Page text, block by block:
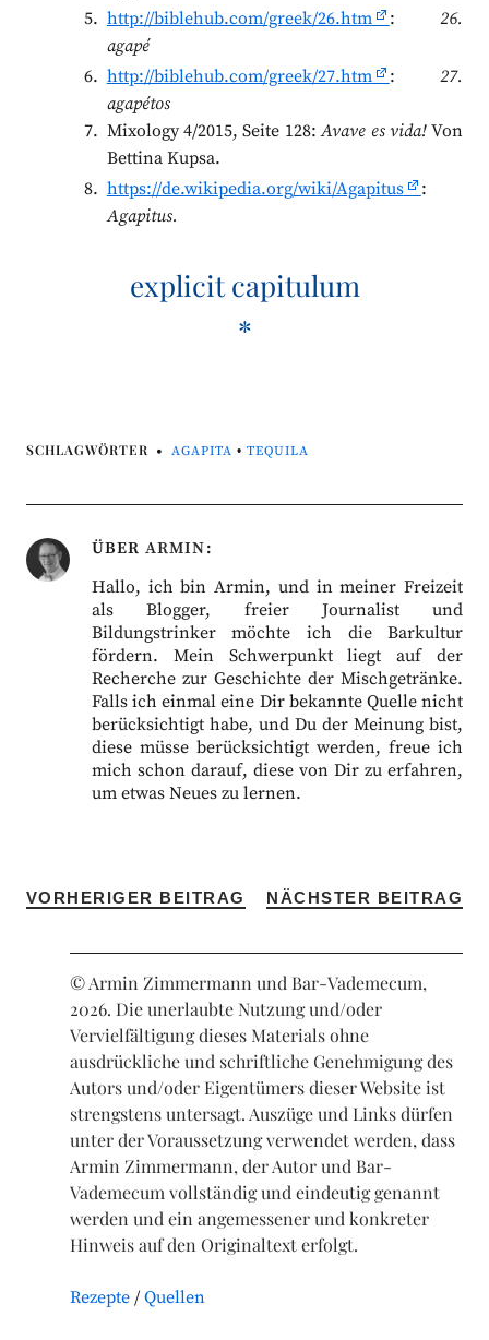
http://biblehub.com/greek/26.htm
:26.
agapé
http://biblehub.com/greek/27.htm
:27.
agapétos
Mixology 4/2015, Seite 128:Avave es vida!Von
Bettina Kupsa.
https://de.wikipedia.org/wiki/Agapitus
:
Agapitus.
explicit capitulum
*
SCHLAGWÖRTER AGAPITA • TEQUILA
ÜBER ARMIN
Hallo, ich bin Armin, und in meiner Freizeit
als Blogger, freier Journalist und
Bildungstrinker möchte ich die Barkultur
fördern. Mein Schwerpunkt liegt auf der
Recherche zur Geschichte der Mischgetränke.
Falls ich einmal eine Dir bekannte Quelle nicht
berücksichtigt habe, und Du der Meinung bist,
diese müsse berücksichtigt werden, freue ich
mich schon darauf, diese von Dir zu erfahren,
um etwas Neues zu lernen.
VORHERIGER BEITRAG NÄCHSTER BEITRAG
© Armin Zimmermann und Bar-Vademecum,
2026. Die unerlaubte Nutzung und/oder
Vervielfältigung dieses Materials ohne
ausdrückliche und schriftliche Genehmigung des
Autors und/oder Eigentümers dieser Website ist
strengstens untersagt. Auszüge und Links dürfen
unter der Voraussetzung verwendet werden, dass
Armin Zimmermann, der Autor und Bar-
Vademecum vollständig und eindeutig genannt
werden und ein angemessener und konkreter
Hinweis auf den Originaltext erfolgt.
Rezepte Quellen